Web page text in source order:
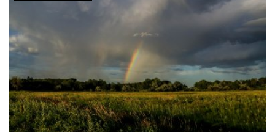
Баянауыл ұлттық паркіндегі өрті ауыздықталды
Павлодарда адам өліміне әкелген жол апаты бойынша қылмыстық іс қозғалды
Павлодарда тағы бір бала биіктен құлап көз жұмды